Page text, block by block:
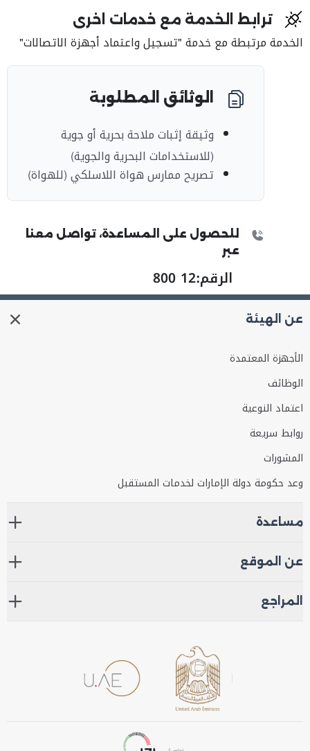
ترابط الخدمة مع خدمات اخرى
الخدمة مرتبطة مع خدمة "تسجيل واعتماد أجهزة الاتصالات"
الوثائق المطلوبة
وثيقة إثبات ملاحة بحرية أو جوية
(للاستخدامات البحرية والجوية)
تصريح ممارس هواة اللاسلكي(للهواة)
للحصول على المساعدة، تواصل معنا
عبر
الرقم:800 12
عن الهيئة
الأجهزة المعتمدة
الوظائف
اعتماد النوعية
روابط سريعة
المشورات
وعد حكومة دولة الإمارات لخدمات المستقبل
مساعدة
عن الموقع
المراجع